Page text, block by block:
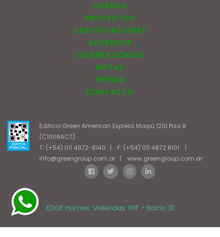
CURSOS
PROYECTOS
CERTIFICACIONES
ACUERDOS
QUIENES SOMOS
NOTAS
PRENSA
CONTACTO
Edificio Green American Express Maipú 1210 Piso 8
(C1006ACT)
T: (+54) 011 4872-8140
| F: (+54) 011 4872 8101
|
info@greengroup.com.ar | www.greengroup.com.ar
EDGE Homes: Viviendas YPF - Barrio 31